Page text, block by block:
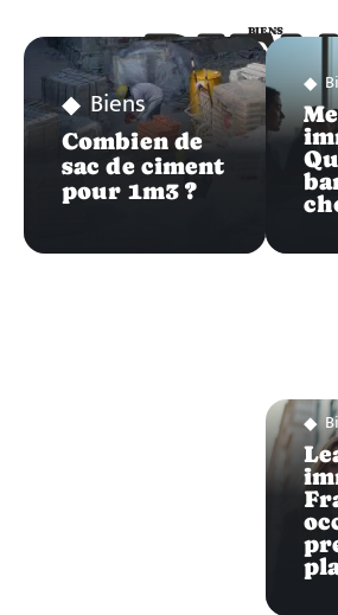
BIENS
Biens
Combien de
sac de ciment
pour 1m3 ?